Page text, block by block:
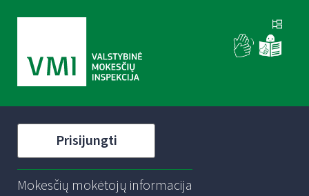
Prisijungti
Mokesčių mokėtojų informacija